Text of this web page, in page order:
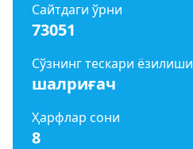
Сайтдаги ўрни
73051
Сўзнинг тескари ёзилиши
шалриғач
Ҳарфлар сони
8